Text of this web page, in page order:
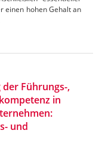
einen hohen Gehalt an
Führungs-,
in
und